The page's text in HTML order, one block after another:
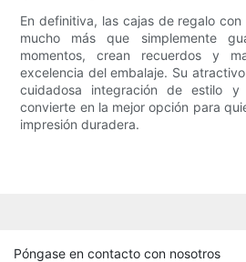
En definitiva, las cajas de regalo
mucho más que simplemente
momentos, crean recuerdos y
excelencia del embalaje. Su
cuidadosa integración de estilo
convierte en la mejor opción para
impresión duradera.
Póngase en contacto con nosotros